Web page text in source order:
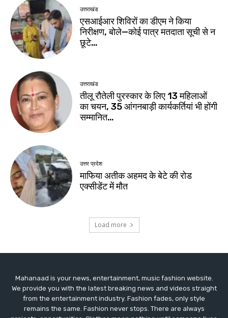
Mahanaad is your news, entertainment, music fashion website.
We provide you with the latest breaking news and videos straight
from the entertainment industry. Fashion fades, only style
remains the same. Fashion never stops. There are always